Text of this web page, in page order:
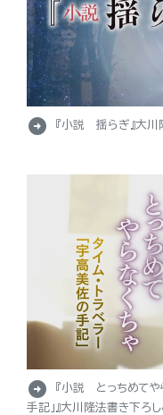
arrow_circle_right 『小説 揺らぎ』大
arrow_circle_right
『小説 とっちめてや
手記」』大川隆法書き下ろ